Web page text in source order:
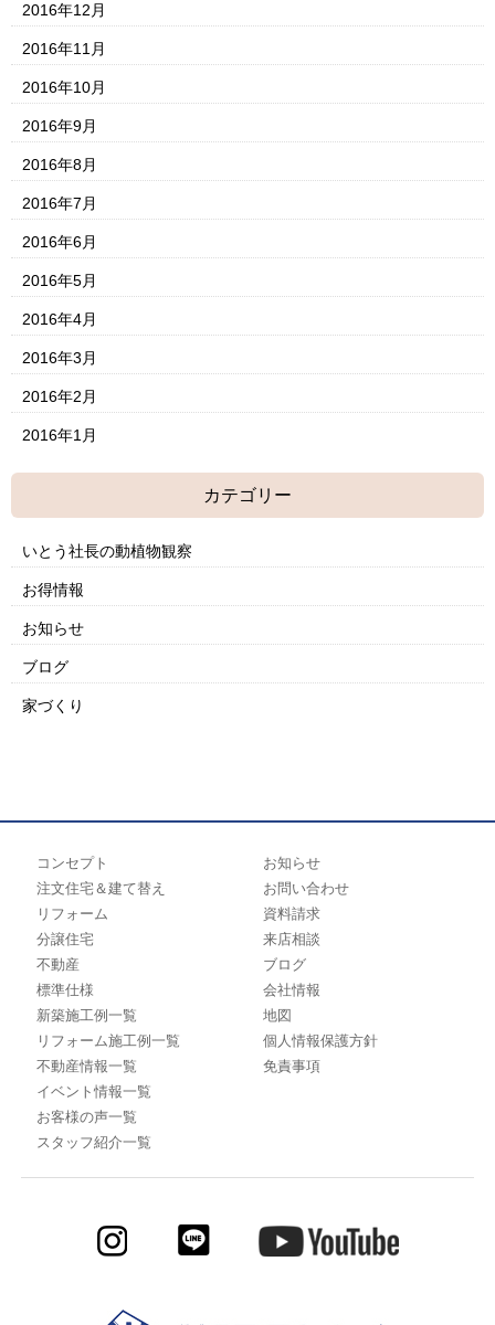
2016年12月
2016年11月
2016年10月
2016年9月
2016年8月
2016年7月
2016年6月
2016年5月
2016年4月
2016年3月
2016年2月
2016年1月
カテゴリー
いとう社長の動植物観察
お得情報
お知らせ
ブログ
家づくり
コンセプト
注文住宅＆建て替え
リフォーム
分譲住宅
不動産
標準仕様
新築施工例一覧
リフォーム施工例一覧
不動産情報一覧
イベント情報一覧
お客様の声一覧
スタッフ紹介一覧
お知らせ
お問い合わせ
資料請求
来店相談
ブログ
会社情報
地図
個人情報保護方針
免責事項